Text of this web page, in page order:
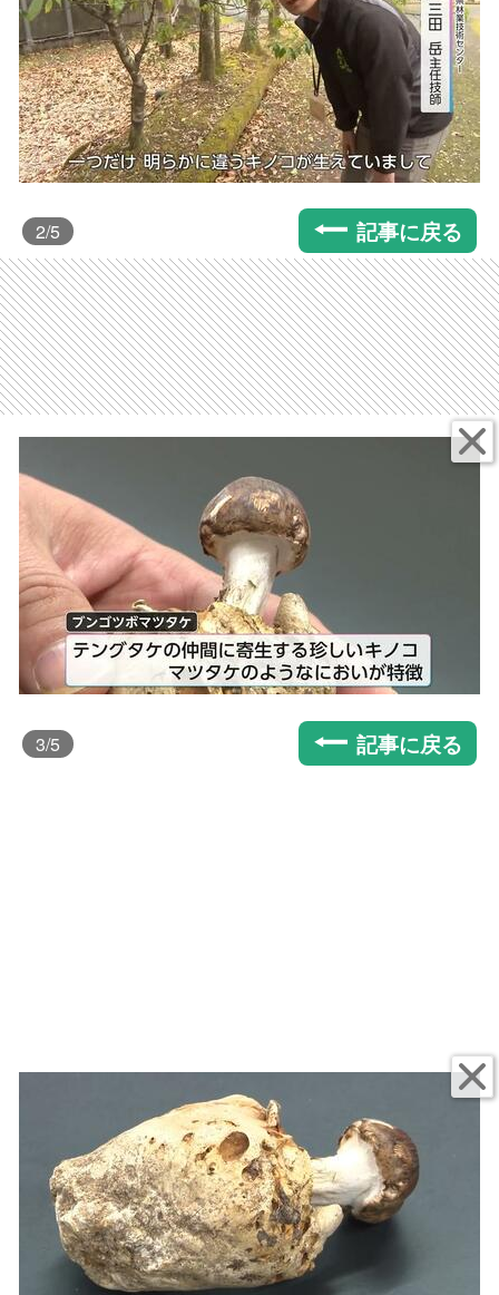
2/5 記事に戻る
3/5 記事に戻る